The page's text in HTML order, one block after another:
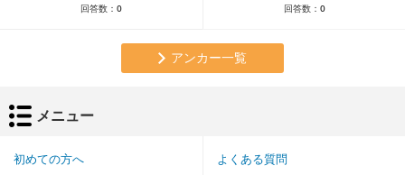
回答数： 0 回答数： 0
アンカー一覧
メニュー
初めての方へ よくある質問